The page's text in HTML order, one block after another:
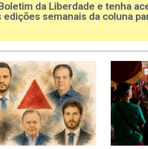
da Liberdade e tenha
edições semanais da coluna